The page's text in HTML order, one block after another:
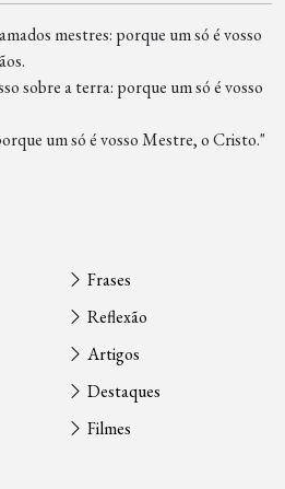
mestres: porque um só é vosso
sobre a terra: porque um só é vosso
um só é vosso Mestre, o Cristo."
Frases
Reflexão
Artigos
Destaques
Filmes